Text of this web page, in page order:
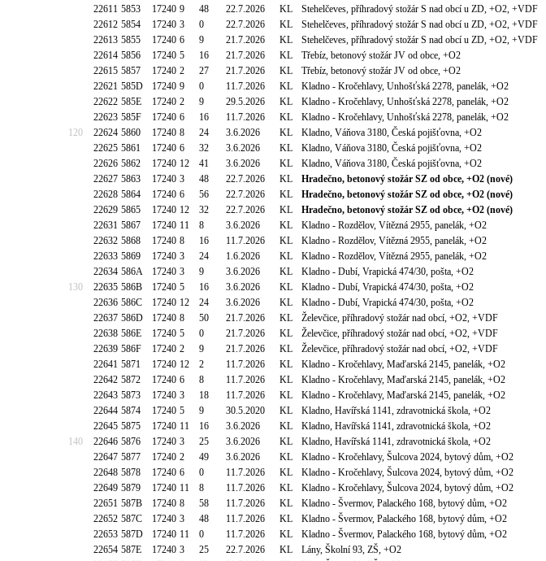
22611 5853 17240 9 48 22.7.2026 KL Stehelčeves, příhradový stožár S nad obcí u ZD, +O2, +VDF
22612 5854 17240 3 0 22.7.2026 KL Stehelčeves, příhradový stožár S nad obcí u ZD, +O2, +VDF
22613 5855 17240 6 9 21.7.2026 KL Stehelčeves, příhradový stožár S nad obcí u ZD, +O2, +VDF
22614 5856 17240 5 16 21.7.2026 KL Třebíz, betonový stožár JV od obce, +O2
22615 5857 17240 2 27 21.7.2026 KL Třebíz, betonový stožár JV od obce, +O2
22621 585D 17240 9 0 11.7.2026 KL Kladno - Kročehlavy, Unhošťská 2278, panelák, +O2
22622 585E 17240 2 9 29.5.2026 KL Kladno - Kročehlavy, Unhošťská 2278, panelák, +O2
22623 585F 17240 6 16 11.7.2026 KL Kladno - Kročehlavy, Unhošťská 2278, panelák, +O2
120
22624 5860 17240 8 24 3.6.2026 KL Kladno, Váňova 3180, Česká pojišťovna, +O2
22625 5861 17240 6 32 3.6.2026 KL Kladno, Váňova 3180, Česká pojišťovna, +O2
22626 5862 17240 12 41 3.6.2026 KL Kladno, Váňova 3180, Česká pojišťovna, +O2
22627 5863 17240 3 48 22.7.2026 KL Hradečno, betonový stožár SZ od obce, +O2 (nové)
22628 5864 17240 6 56 22.7.2026 KL Hradečno, betonový stožár SZ od obce, +O2 (nové)
22629 5865 17240 12 32 22.7.2026 KL Hradečno, betonový stožár SZ od obce, +O2 (nové)
22631 5867 17240 11 8 3.6.2026 KL Kladno - Rozdělov, Vítězná 2955, panelák, +O2
22632 5868 17240 8 16 11.7.2026 KL Kladno - Rozdělov, Vítězná 2955, panelák, +O2
22633 5869 17240 3 24 1.6.2026 KL Kladno - Rozdělov, Vítězná 2955, panelák, +O2
22634 586A 17240 3 9 3.6.2026 KL Kladno - Dubí, Vrapická 474/30, pošta, +O2
130
22635 586B 17240 5 16 3.6.2026 KL Kladno - Dubí, Vrapická 474/30, pošta, +O2
22636 586C 17240 12 24 3.6.2026 KL Kladno - Dubí, Vrapická 474/30, pošta, +O2
22637 586D 17240 8 50 21.7.2026 KL Želevčice, příhradový stožár nad obcí, +O2, +VDF
22638 586E 17240 5 0 21.7.2026 KL Želevčice, příhradový stožár nad obcí, +O2, +VDF
22639 586F 17240 2 9 21.7.2026 KL Želevčice, příhradový stožár nad obcí, +O2, +VDF
22641 5871 17240 12 2 11.7.2026 KL Kladno - Kročehlavy, Maďarská 2145, panelák, +O2
22642 5872 17240 6 8 11.7.2026 KL Kladno - Kročehlavy, Maďarská 2145, panelák, +O2
22643 5873 17240 3 18 11.7.2026 KL Kladno - Kročehlavy, Maďarská 2145, panelák, +O2
22644 5874 17240 5 9 30.5.2020 KL Kladno, Havířská 1141, zdravotnická škola, +O2
22645 5875 17240 11 16 3.6.2026 KL Kladno, Havířská 1141, zdravotnická škola, +O2
140
22646 5876 17240 3 25 3.6.2026 KL Kladno, Havířská 1141, zdravotnická škola, +O2
22647 5877 17240 2 49 3.6.2026 KL Kladno - Kročehlavy, Šulcova 2024, bytový dům, +O2
22648 5878 17240 6 0 11.7.2026 KL Kladno - Kročehlavy, Šulcova 2024, bytový dům, +O2
22649 5879 17240 11 8 11.7.2026 KL Kladno - Kročehlavy, Šulcova 2024, bytový dům, +O2
22651 587B 17240 8 58 11.7.2026 KL Kladno - Švermov, Palackého 168, bytový dům, +O2
22652 587C 17240 3 48 11.7.2026 KL Kladno - Švermov, Palackého 168, bytový dům, +O2
22653 587D 17240 11 0 11.7.2026 KL Kladno - Švermov, Palackého 168, bytový dům, +O2
22654 587E 17240 3 25 22.7.2026 KL Lány, Školní 93, ZŠ, +O2